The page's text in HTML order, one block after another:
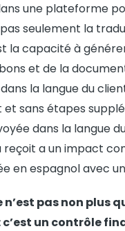
une plateforme
seulement la
la capacité à
et de la
la langue du
sans étapes
dans la langue
reçoit a un impact
en espagnol avec
pas non plus
un contrôle